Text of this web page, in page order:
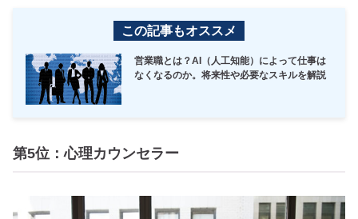
この記事もオススメ
営業職とは？AI（人工知能）によって仕事は
なくなるのか。将来性や必要なスキルを解説
第5位：心理カウンセラー